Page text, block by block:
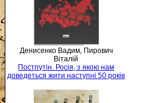
Денисенко Вадим, Пирович
Віталій
Постпутін. Росія, з якою нам
доведеться жити наступні 50 років